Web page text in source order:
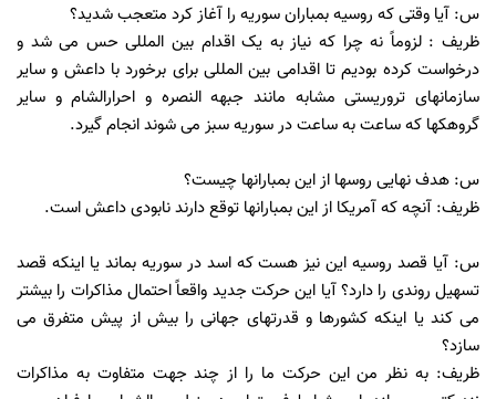
س: آیا وقتی که روسیه بمباران سوریه را آغاز کرد متعجب شدید؟
ظریف : لزوماً نه چرا که نیاز به یک اقدام بین المللی حس می شد و
درخواست کرده بودیم تا اقدامی بین المللی برای برخورد با داعش و سایر
سازمانهای تروریستی مشابه مانند جبهه النصره و احرارالشام و سایر
گروهکها که ساعت به ساعت در سوریه سبز می شوند انجام گیرد.
س: هدف نهایی روسها از این بمبارانها چیست؟
ظریف: آنچه که آمریکا از این بمبارانها توقع دارند نابودی داعش است.
س: آیا قصد روسیه این نیز هست که اسد در سوریه بماند یا اینکه قصد
تسهیل روندی را دارد؟ آیا این حرکت جدید واقعاً احتمال مذاکرات را بیشتر
می کند یا اینکه کشورها و قدرتهای جهانی را بیش از پیش متفرق می
سازد؟
ظریف: به نظر من این حرکت ما را از چند جهت متفاوت به مذاکرات